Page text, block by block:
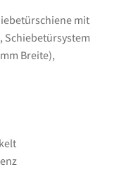
mit
Schiebetürsystem
Breite),